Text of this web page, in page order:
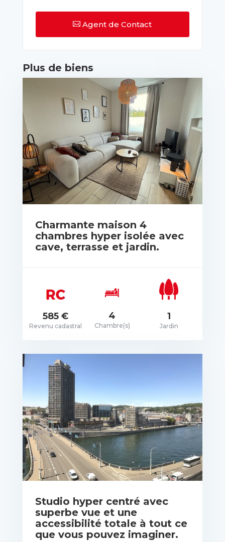
 Agent de Contact
Plus de biens
Pas de prix spécifié
Charmante maison 4
chambres hyper isolée avec
cave, terrasse et jardin.
585 €
Revenu cadastral
4
Chambre(s)
1
Jardin
Studio hyper centré avec
superbe vue et une
accessibilité totale à tout ce
que vous pouvez imaginer.